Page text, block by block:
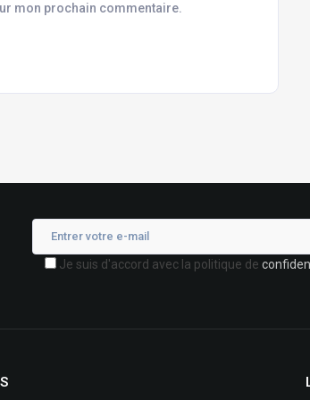
mon prochain commentaire.
Je suis d'accord avec la politique de